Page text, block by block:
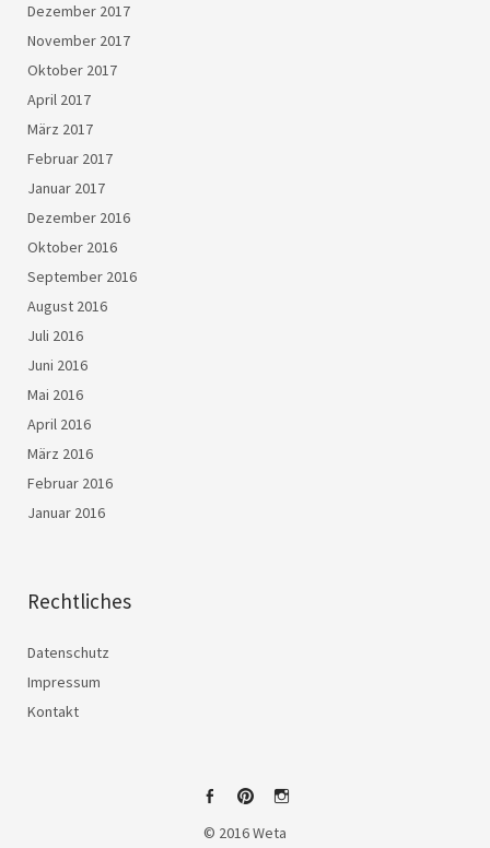
Dezember 2017
November 2017
Oktober 2017
April 2017
März 2017
Februar 2017
Januar 2017
Dezember 2016
Oktober 2016
September 2016
August 2016
Juli 2016
Juni 2016
Mai 2016
April 2016
März 2016
Februar 2016
Januar 2016
Rechtliches
Datenschutz
Impressum
Kontakt
FacebookPinterestInstagram
© 2016 Weta